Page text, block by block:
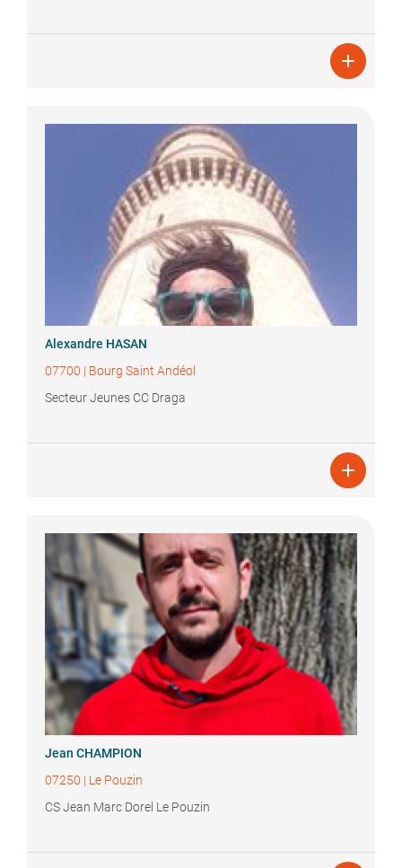

Alexandre HASAN
07700 | Bourg Saint Andéol
Secteur Jeunes CC Draga

Jean CHAMPION
07250 | Le Pouzin
CS Jean Marc Dorel Le Pouzin